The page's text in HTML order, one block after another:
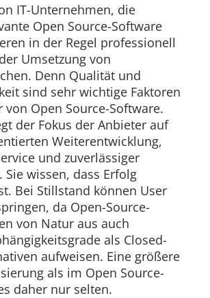
IT-Unternehmen, die
Open Source-Software
in der Regel professionell
Umsetzung von
Denn Qualität und
sind sehr wichtige Faktoren
Open Source-Software.
der Fokus der Anbieter auf
Weiterentwicklung,
und zuverlässiger
Sie wissen, dass Erfolg
Bei Stillstand können User
da Open-Source-
von Natur aus auch
als Closed-
aufweisen. Eine größere
als im Open Source-
daher nur selten.